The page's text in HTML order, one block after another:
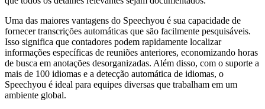
Uma das maiores vantagens do Speechyou é sua capacidade de
fornecer transcrições automáticas que são facilmente pesquisáveis.
Isso significa que contadores podem rapidamente localizar
informações específicas de reuniões anteriores, economizando horas
de busca em anotações desorganizadas. Além disso, com o suporte a
mais de 100 idiomas e a detecção automática de idiomas, o
Speechyou é ideal para equipes diversas que trabalham em um
ambiente global.